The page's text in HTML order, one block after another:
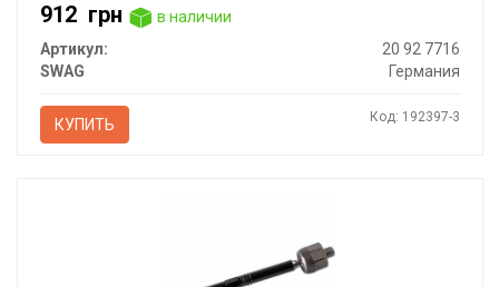
912 грн
в наличии
Артикул:
20 92 7716
SWAG
Германия
КУПИТЬ Код: 192397-3